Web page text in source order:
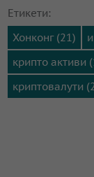
Етикети:
Хонконг (21)
крипто активи
криптовалути